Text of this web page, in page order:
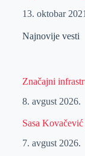
13. oktobar
Najnovije vesti
Značajni
8. avgust 2026.
Sasa
7. avgust 2026.